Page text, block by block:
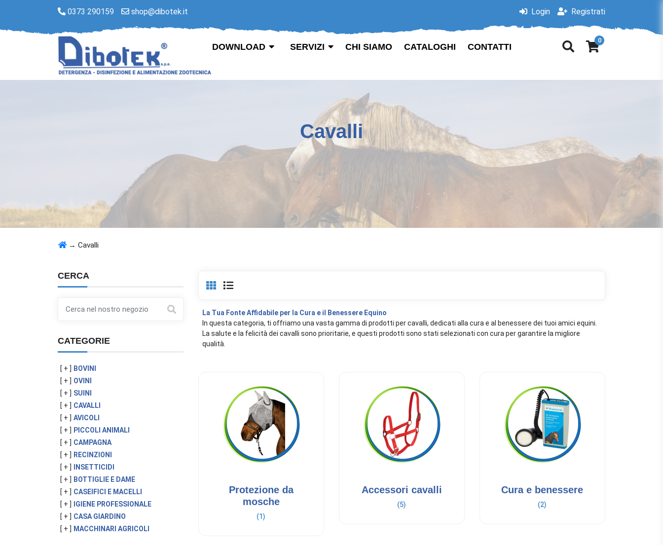
0373 290159 shop@dibotek.it Login Registrati
DOWNLOAD SERVIZI CHI SIAMO CATALOGHI CONTATTI
0
Cavalli
→ Cavalli
CERCA
CATEGORIE
[ + ] BOVINI
[ + ] OVINI
[ + ] SUINI
[ + ] CAVALLI
[ + ] AVICOLI
[ + ] PICCOLI ANIMALI
[ + ] CAMPAGNA
[ + ] RECINZIONI
[ + ]
INSETTICIDI
[ + ] BOTTIGLIE E DAME
[ + ] CASEIFICI E MACELLI
[ + ]
IGIENE PROFESSIONALE
[ + ] CASA GIARDINO
[ + ] MACCHINARI AGRICOLI
La Tua Fonte Affidabile per la Cura e il Benessere Equino
​In questa categoria, ti offriamo una vasta gamma di prodotti per cavalli, dedicati alla cura e al benessere dei tuoi amici equini.
La salute e la felicità dei cavalli sono prioritarie, e questi prodotti sono stati selezionati con cura per garantire la migliore
qualità.
Protezione da
mosche
(1)
Accessori cavalli
(5)
Cura e benessere
(2)